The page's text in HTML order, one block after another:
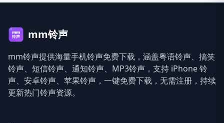
mm铃声
mm铃声提供海量手机铃声免费下载，涵盖粤语铃声、搞笑
铃声、短信铃声、通知铃声、MP3铃声，支持 iPhone 铃
声、安卓铃声、苹果铃声，一键免费下载，无需注册，持续
更新热门铃声资源。